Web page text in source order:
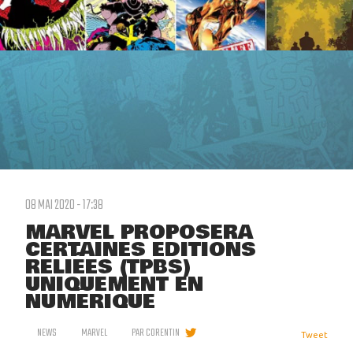
08 MAI 2020 - 17:38
MARVEL PROPOSERA
CERTAINES ÉDITIONS
RELIÉES (TPBS)
UNIQUEMENT EN
NUMÉRIQUE
NEWS MARVEL PARCORENTIN Tweet